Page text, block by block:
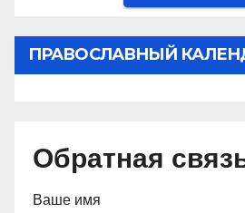
ПРАВОСЛАВНЫЙ
Обратная
Ваше имя